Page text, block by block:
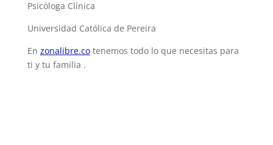
Psicóloga Clínica
Universidad Católica de Pereira
En zonalibre.cotenemos todo lo que necesitas para
ti y tu familia .